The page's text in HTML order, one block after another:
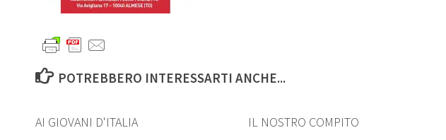
POTREBBERO INTERESSARTI ANCHE...
AI GIOVANI D'ITALIA IL NOSTRO COMPITO